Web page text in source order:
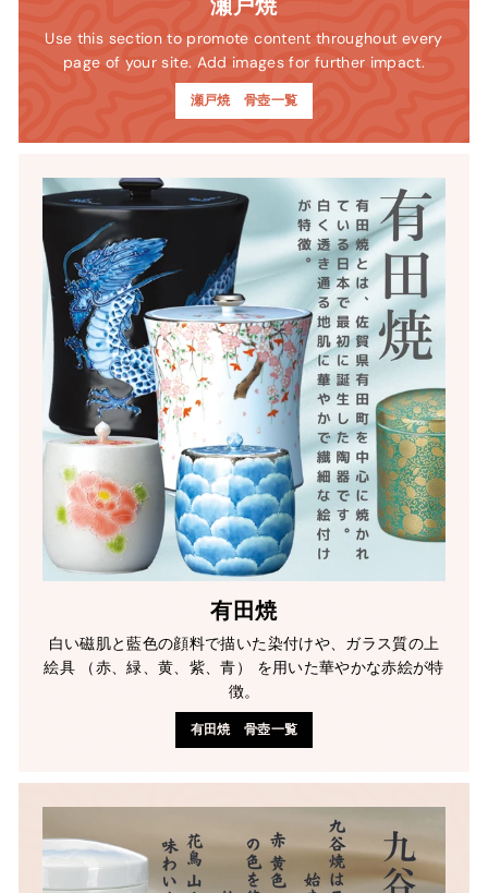
Use this section to promote content throughout every
page of your site. Add images for further impact.
瀬戸焼 骨壺一覧
有田焼
白い磁肌と藍色の顔料で描いた染付けや、ガラス質の上
絵具 （赤、緑、黄、紫、青） を用いた華やかな赤絵が特
徴。
有田焼 骨壺一覧